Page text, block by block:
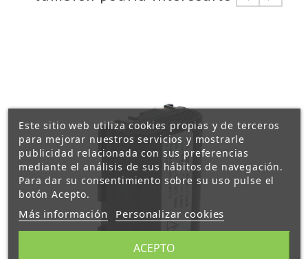
Este sitio web utiliza cookies propias y de terceros
para mejorar nuestros servicios y mostrarle
publicidad relacionada con sus preferencias
mediante el análisis de sus hábitos de navegación.
Para dar su consentimiento sobre su uso pulse el
botón Acepto.
Más información Personalizar cookies
ACEPTO